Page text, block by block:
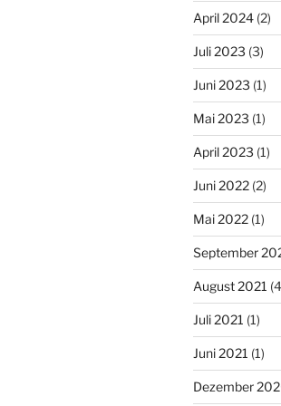
April 2024(2)
Juli 2023 (3)
Juni 2023 (1)
Mai 2023 (1)
April 2023 (1)
Juni 2022(2)
Mai 2022(1)
September
August 2021
Juli 2021 (1)
Juni 2021 (1)
Dezember